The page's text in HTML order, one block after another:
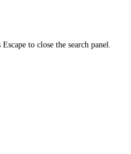
Escape to close the search panel.